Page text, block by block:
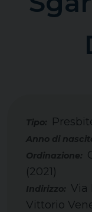
Tipo:
(2021)
Via
Vittorio